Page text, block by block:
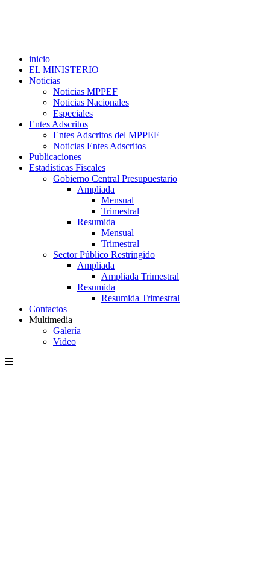
inicio
EL MINISTERIO
Noticias
Noticias MPPEF
Noticias Nacionales
Especiales
Entes Adscritos
Entes Adscritos del MPPEF
Noticias Entes Adscritos
Publicaciones
Estadísticas Fiscales
Gobierno Central Presupuestario
Ampliada
Mensual
Trimestral
Resumida
Mensual
Trimestral
Sector Público Restringido
Ampliada
Ampliada Trimestral
Resumida
Resumida Trimestral
Contactos
Multimedia
Galería
Video